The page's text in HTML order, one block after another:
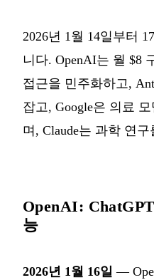
2026년 1월 14일부터
니다. OpenAI는 월 $8
접근을 민주화하고,
잡고, Google은 의료
며, Claude는 과학 연
OpenAI:
능
2026년 1월 16일 —